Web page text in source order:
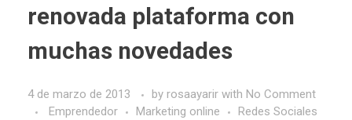
renovada plataforma con
muchas novedades
4 de marzo de 2013 by rosaayarir with No Comment
Emprendedor
Marketing online Redes Sociales